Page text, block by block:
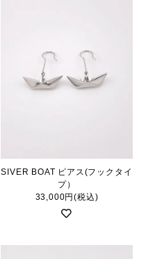
SIVER BOAT ピアス(フックタイ
プ）
33,000円(税込)